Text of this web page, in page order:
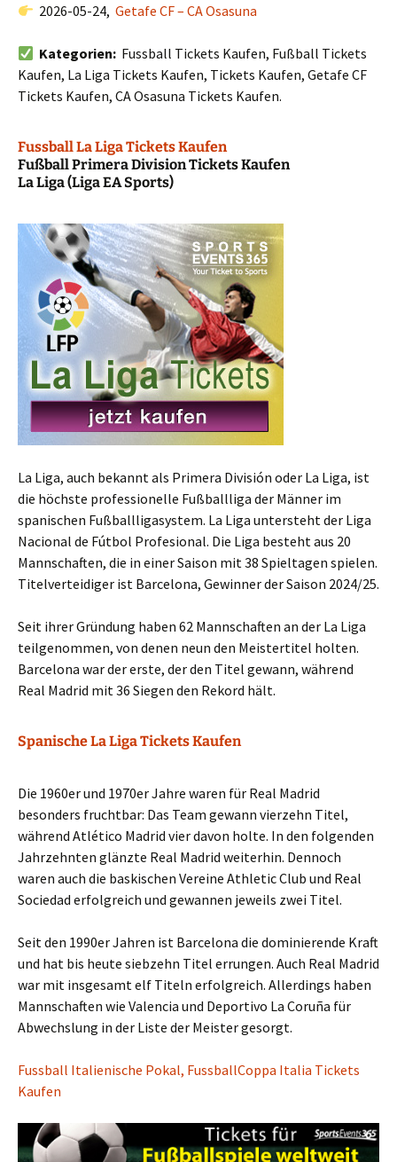
2026-05-24,Getafe CF – CA Osasuna
Kategorien: Fussball Tickets Kaufen, Fußball Tickets
Kaufen, La Liga Tickets Kaufen, Tickets Kaufen, Getafe CF
Tickets Kaufen, CA Osasuna Tickets Kaufen.
Fussball La Liga Tickets Kaufen
Fußball Primera Division Tickets Kaufen
La Liga (Liga EA Sports)
La Liga, auch bekannt als Primera División oder La Liga, ist
die höchste professionelle Fußballliga der Männer im
spanischen Fußballligasystem. La Liga untersteht der Liga
Nacional de Fútbol Profesional. Die Liga besteht aus 20
Mannschaften, die in einer Saison mit 38 Spieltagen spielen.
Titelverteidiger ist Barcelona, Gewinner der Saison 2024/25.
Seit ihrer Gründung haben 62 Mannschaften an der La Liga
teilgenommen, von denen neun den Meistertitel holten.
Barcelona war der erste, der den Titel gewann, während
Real Madrid mit 36 Siegen den Rekord hält.
Spanische La Liga Tickets Kaufen
Die 1960er und 1970er Jahre waren für Real Madrid
besonders fruchtbar: Das Team gewann vierzehn Titel,
während Atlético Madrid vier davon holte. In den folgenden
Jahrzehnten glänzte Real Madrid weiterhin. Dennoch
waren auch die baskischen Vereine Athletic Club und Real
Sociedad erfolgreich und gewannen jeweils zwei Titel.
Seit den 1990er Jahren ist Barcelona die dominierende Kraft
und hat bis heute siebzehn Titel errungen. Auch Real Madrid
war mit insgesamt elf Titeln erfolgreich. Allerdings haben
Mannschaften wie Valencia und Deportivo La Coruña für
Abwechslung in der Liste der Meister gesorgt.
Fussball Italienische Pokal, FussballCoppa Italia Tickets
Kaufen